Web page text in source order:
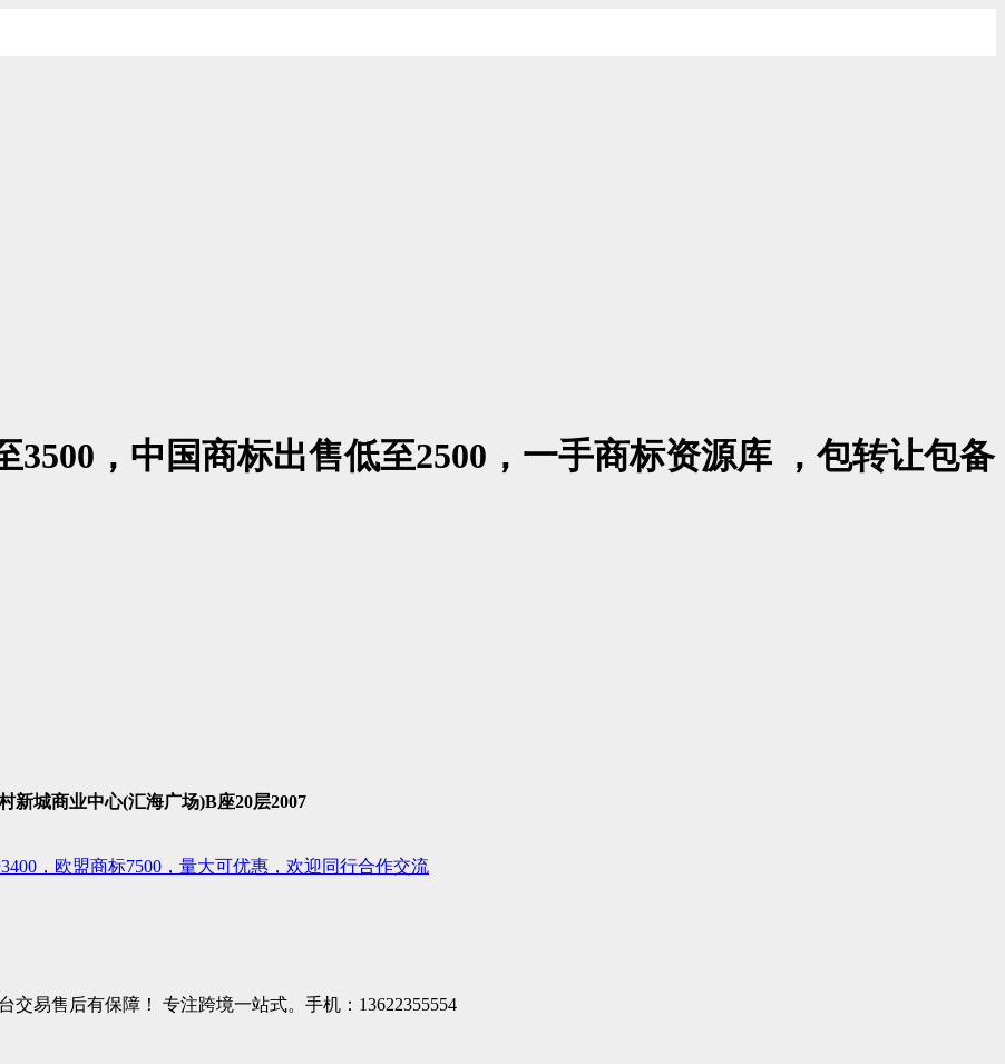
，中国商标出售低至2500，一手商标资源库 ，包转让包备
新城商业中心(汇海广场)B座20层2007
，欧盟商标7500，量大可优惠，欢迎同行合作交流
交易售后有保障！ 专注跨境一站式。手机：13622355554